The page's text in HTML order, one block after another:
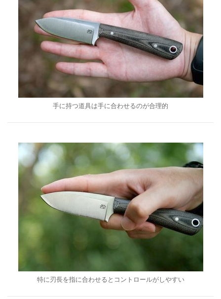
手に持つ道具は手に合わせるのが合理的
特に刃長を指に合わせるとコントロールがしやすい